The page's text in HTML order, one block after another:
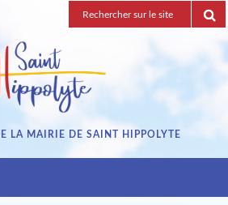
Recherche
pour
LA MAIRIE DE SAINT HIPPOLYTE